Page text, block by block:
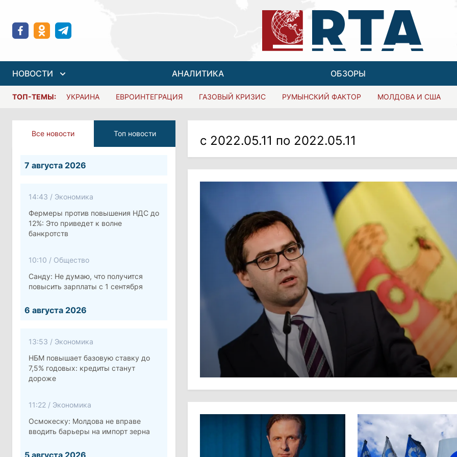
НОВОСТИ АНАЛИТИКА ОБЗОРЫ
ТОП-ТЕМЫ: УКРАИНА ЕВРОИНТЕГРАЦИЯ ГАЗОВЫЙ КРИЗИС РУМЫНСКИЙ ФАКТОР МОЛДОВА И США
Все новости Топ новости
7 августа 2026
14:43 / Экономика
Фермеры против повышения НДС до
12%: Это приведет к волне
банкротств
10:10 / Общество
Санду: Не думаю, что получится
повысить зарплаты с 1 сентября
6 августа 2026
13:53 / Экономика
НБМ повышает базовую ставку до
7,5% годовых: кредиты станут
дороже
11:22 / Экономика
Осмокеску: Молдова не вправе
вводить барьеры на импорт зерна
5 августа 2026
с 2022.05.11 по 2022.05.11